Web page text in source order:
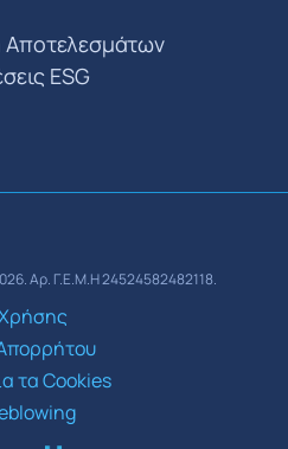
ESG
Αρ. Γ.Ε.Μ.Η 24524582482118.
τα Cookies